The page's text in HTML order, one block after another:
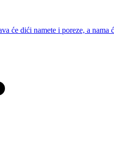
će dići namete i poreze, a nama